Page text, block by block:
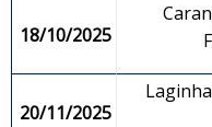
18/10/2025
20/11/2025